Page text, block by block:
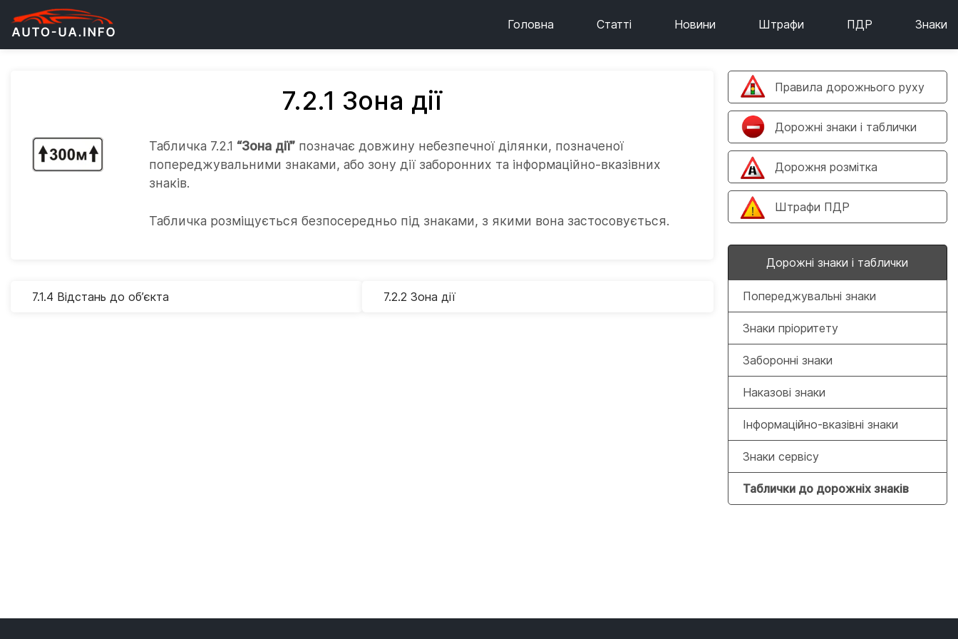
Головна Статті Новини Штрафи ПДР Знаки
7.2.1 Зона дії
Табличка 7.2.1 “Зона дії” позначає довжину небезпечної ділянки, позначеної
попереджувальними знаками, або зону дії заборонних та інформаційно-вказівних
знаків.
Табличка розміщується безпосередньо під знаками, з якими вона застосовується.
7.1.4 Відстань до об’єкта 7.2.2 Зона дії
Правила дорожнього руху
Дорожні знаки і таблички
Дорожня розмітка
Штрафи ПДР
Дорожні знаки і таблички
Попереджувальні знаки
Знаки пріоритету
Заборонні знаки
Наказові знаки
Інформаційно-вказівні знаки
Знаки сервісу
Таблички до дорожніх знаків